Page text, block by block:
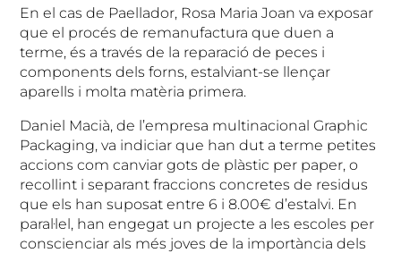
En el cas de Paellador, Rosa Maria Joan va exposar
que el procés de remanufactura que duen a
terme, és a través de la reparació de peces i
components dels forns, estalviant-se llençar
aparells i molta matèria primera.
Daniel Macià, de l’empresa multinacional Graphic
Packaging, va indiciar que han dut a terme petites
accions com canviar gots de plàstic per paper, o
recollint i separant fraccions concretes de residus
que els han suposat entre 6 i 8.00€ d’estalvi. En
paral·lel, han engegat un projecte a les escoles per
conscienciar als més joves de la importància dels